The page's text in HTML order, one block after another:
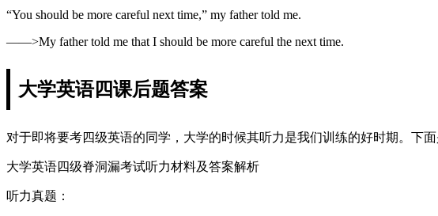
“You should be more careful next time,” my father told me.
——>My father told me that I should be more careful the next time.
大学英语四课后题答案
对于即将要考四级英语的同学，大学的时候其听力是我们训练的好时期。下
大学英语四级脊洞漏考试听力材料及答案解析
听力真题：